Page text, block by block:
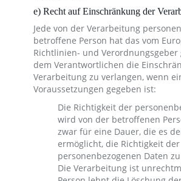
e) Recht auf Einschränkung der
Jede von der Verarbeitung
betroffene Person hat das vom
Richtlinien- und Verordnungsgeber
dem Verantwortlichen die
Verarbeitung zu verlangen, wenn
Voraussetzungen gegeben ist:
Die Richtigkeit der
wird von der betroffenen
zwar für eine Dauer, die es
ermöglicht, die Richtigkeit der
personenbezogenen Daten
Die Verarbeitung ist